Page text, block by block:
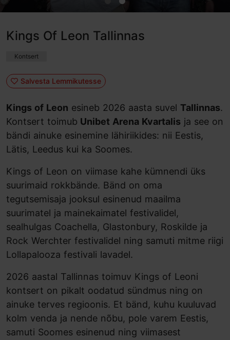
Kings Of Leon Tallinnas
Kontsert
Salvesta Lemmikutesse
Kings of Leon esineb 2026 aasta suvel Tallinnas.
Kontsert toimub Unibet Arena Kvartalis ja see on
bändi ainuke esinemine lähiriikides: nii Eestis,
Lätis, Leedus kui ka Soomes.
Kings of Leon on viimase kahe kümnendi üks
suurimaid rokkbände. Bänd on oma
tegutsemisaja jooksul esinenud maailma
suurimatel ja mainekaimatel festivalidel,
sealhulgas Coachella, Glastonbury, Roskilde ja
Rock Werchter festivalidel ning samuti mitme riigi
Lollapalooza festivali lavadel.
2026 aastal Tallinnas toimuv Kings of Leoni
kontsert on pikalt oodatud sündmus ning on
ainuke terves regioonis. Et bänd, kuhu kuuluvad
kolm venda ja nende nõbu, pole varem Eestis,
samuti Soomes esinenud ning viimasest